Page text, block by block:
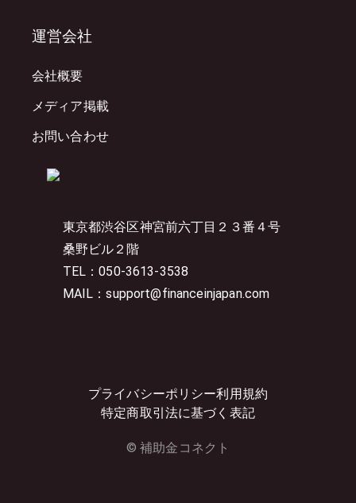
東京都渋谷区神宮前六丁目２３番４号
桑野ビル２階
TEL：050-3613-3538
MAIL：support@financeinjapan.com
プライバシーポリシー利用規約
特定商取引法に基づく表記
© 補助金コネクト
運営会社
会社概要
メディア掲載
お問い合わせ